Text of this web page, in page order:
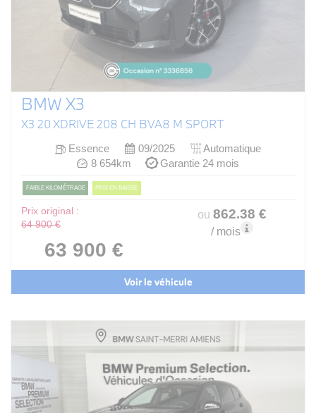
BMW X3
X3 20 XDRIVE 208 CH BVA8 M SPORT
Essence 09/2025
Automatique
8 654km
Garantie 24 mois
FAIBLE KILOMÉTRAGE PRIX EN BAISSE
Prix original :
64 900 €
63 900 €
ou 862.38 €
/ mois
Voir le véhicule